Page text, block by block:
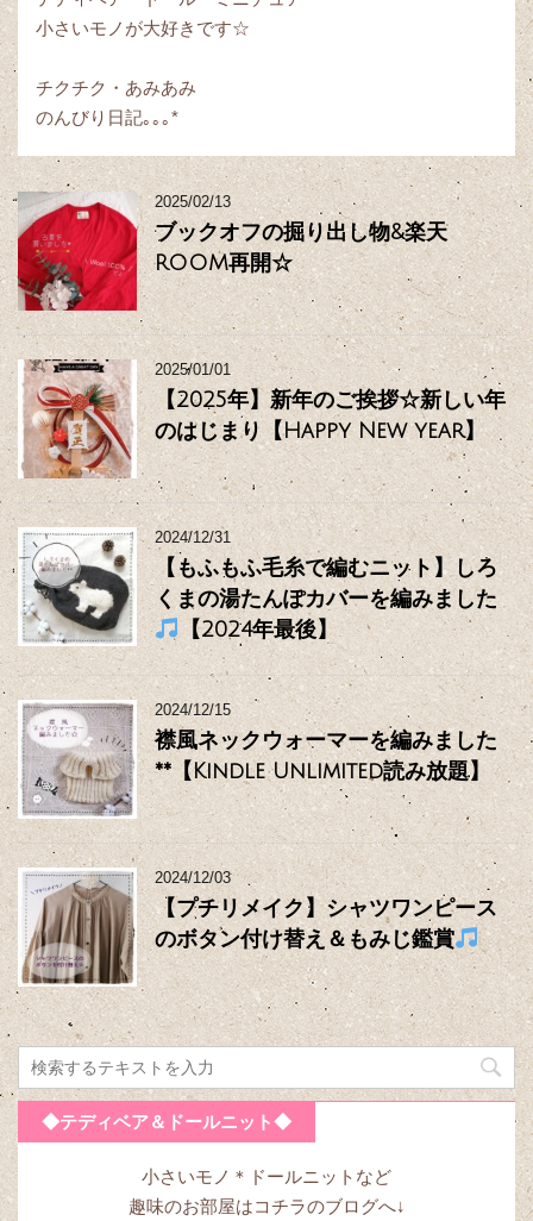
小さいモノが大好きです☆
チクチク・あみあみ
のんびり日記｡｡｡*
2025/02/13
ブックオフの掘り出し物&楽天
ROOM再開☆
2025/01/01
【2025年】新年のご挨拶☆新しい年
のはじまり【Happy New year】
2024/12/31
【もふもふ毛糸で編むニット】しろ
くまの湯たんぽカバーを編みました
【2024年最後】
2024/12/15
襟風ネックウォーマーを編みました
**【Kindle Unlimited読み放題】
2024/12/03
【プチリメイク】シャツワンピース
のボタン付け替え＆もみじ鑑賞
◆テディベア＆ドールニット◆
小さいモノ＊ドールニットなど
趣味のお部屋はコチラのブログへ↓